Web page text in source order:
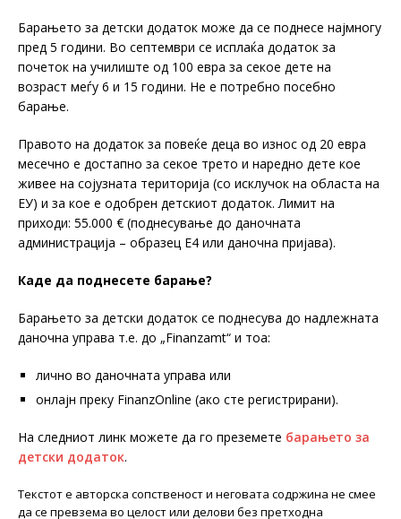
Барањето за детски додаток може да се поднесе најмногу
пред 5 години. Во септември се исплаќа додаток за
почеток на училиште од 100 евра за секое дете на
возраст меѓу 6 и 15 години. Не е потребно посебно
барање.
Правото на додаток за повеќе деца во износ од 20 евра
месечно е достапно за секое трето и наредно дете кое
живее на сојузната територија (со исклучок на областа на
ЕУ) и за кое е одобрен детскиот додаток. Лимит на
приходи: 55.000 € (поднесување до даночната
администрација – образец Е4 или даночна пријава).
Каде да поднесете барање?
Барањето за детски додаток се поднесува до надлежната
даночна управа т.е. до „Finanzamt“ и тоа:
лично во даночната управа или
онлајн преку FinanzOnline (ако сте регистрирани).
На следниот линк можете да го преземете барањето за
детски додаток.
Текстот е авторска сопственост и неговата содржина не смее
да се превзема во целост или делови без претходна